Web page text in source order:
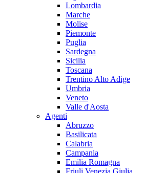
Lombardia
Marche
Molise
Piemonte
Puglia
Sardegna
Sicilia
Toscana
Trentino Alto Adige
Umbria
Veneto
Valle d'Aosta
Agenti
Abruzzo
Basilicata
Calabria
Campania
Emilia Romagna
Friuli Venezia Giulia